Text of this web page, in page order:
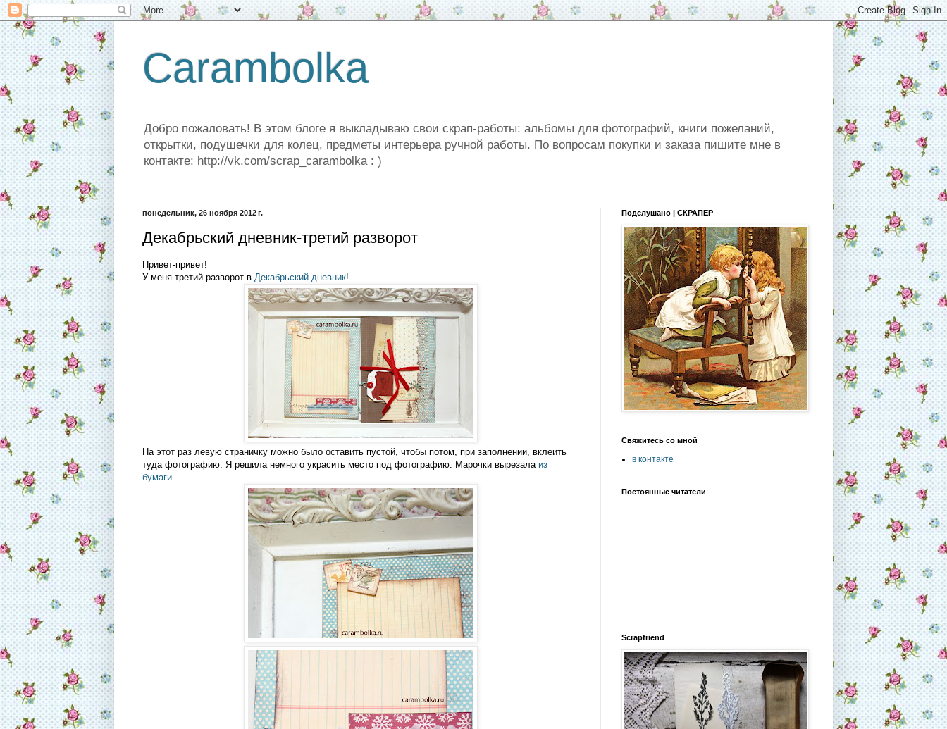
Carambolka
Добро пожаловать! В этом блоге я выкладываю свои скрап-работы: альбомы для фотографий, книги пожеланий,
открытки, подушечки для колец, предметы интерьера ручной работы. По вопросам покупки и заказа пишите мне в
контакте: http://vk.com/scrap_carambolka : )
понедельник, 26 ноября 2012 г.
Декабрьский дневник-третий разворот
Привет-привет!
У меня третий разворот в Декабрьский дневник!
На этот раз левую страничку можно было оставить пустой, чтобы потом, при заполнении, вклеить
туда фотографию. Я решила немного украсить место под фотографию. Марочки вырезала из
бумаги.
Подслушано | СКРАПЕР
Свяжитесь со мной
в контакте
Постоянные читатели
Scrapfriend